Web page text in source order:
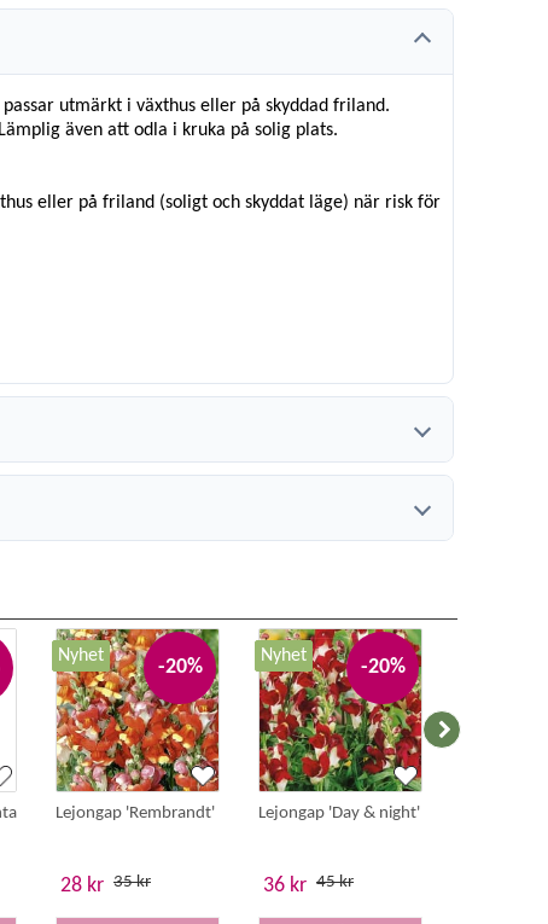
utmärkt i växthus eller på skyddad friland.
även att odla i kruka på solig plats.
eller på friland (soligt och skyddat läge) när risk för
-20%
Nyhet
Lejongap 'Rembrandt'
28 kr 35 kr
-20%
Nyhet
Lejongap 'Day & night'
36 kr 45 kr